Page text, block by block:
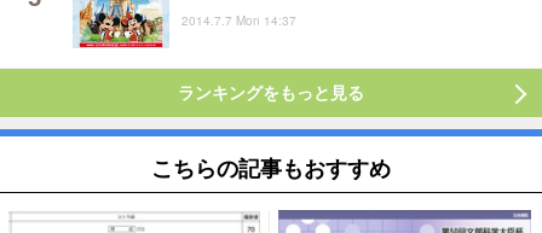
2014.7.7 Mon 14:37
ランキングをもっと見る
こちらの記事もおすすめ